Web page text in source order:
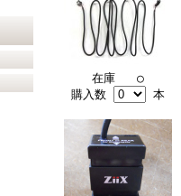
在庫 ○
購入数
本